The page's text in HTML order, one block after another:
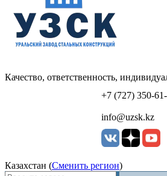
УЗСК Казахстан
Качество, ответственность,
+7 (727) 350-
info@uzsk.kz
Казахстан (Сменить регион)